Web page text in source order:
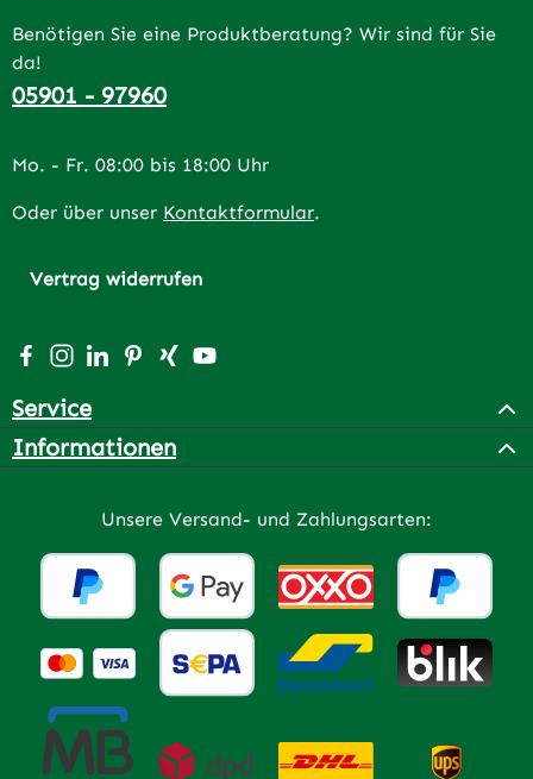
Benötigen Sie eine Produktberatung? Wir sind für Sie
da!
05901 - 97960
Mo. - Fr. 08:00 bis 18:00 Uhr
Oder über unser Kontaktformular.
Vertrag widerrufen
Besuche uns auf Facebook – öffnet in neuem Tab
Schau auf Instagram vorbei – öffnet in neuem Tab
Vernetze dich mit uns auf LinkedIn – öffnet in
Lass dich auf Pinterest inspirieren – öffnet
Vernetze dich mit uns auf Xing – öffnet
Sieh dir unsere Videos auf YouTube
Service
Informationen
Unsere Versand- und Zahlungsarten: